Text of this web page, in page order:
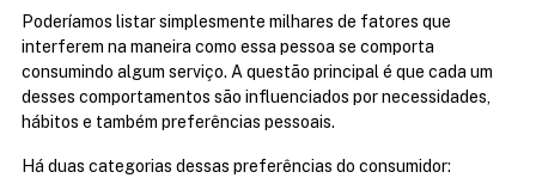
Poderíamos listar simplesmente milhares de fatores que
interferem na maneira como essa pessoa se comporta
consumindo algum serviço. A questão principal é que cada um
desses comportamentos são influenciados por necessidades,
hábitos e também preferências pessoais.
Há duas categorias dessas preferências do consumidor: